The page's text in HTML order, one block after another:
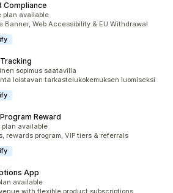
Compliance
plan available
Banner, Web Accessibility & EU Withdrawal
sopimus saatavilla
loistavan tarkastelukokemuksen luomiseksi
Reward
plan available
rewards program, VIP tiers & referrals
App
available
with flexible product subscriptions